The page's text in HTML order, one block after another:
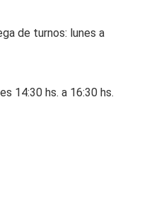
de turnos: lunes a
14:30 hs. a 16:30 hs.